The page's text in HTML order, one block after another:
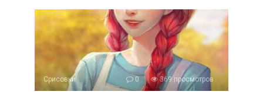
Срисовки 0 369 просмотров